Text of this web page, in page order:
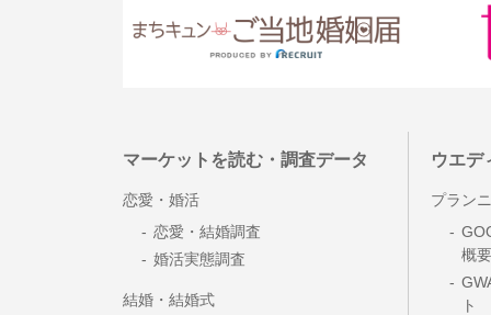
マーケットを読む・調査データ
恋愛・婚活
恋愛・結婚調査
婚活実態調査
結婚・結婚式
ウエデ
プラン
概
ト